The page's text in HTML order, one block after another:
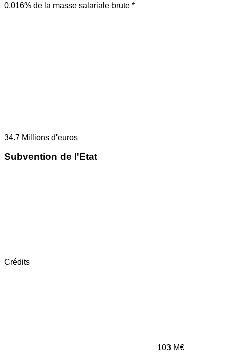
0,016% de la masse salariale brute *
34.7 Millions d'euros
Subvention de l'Etat
Crédits
103 M€